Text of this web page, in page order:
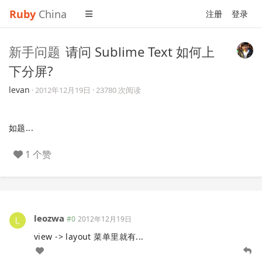
Ruby China 注册 登录
新手问题 请问 Sublime Text 如何上
下分屏?
levan ·2012年12月19日 · 23780 次阅读
如题...
1 个赞
leozwa #0 2012年12月19日
view -> layout 菜单里就有...